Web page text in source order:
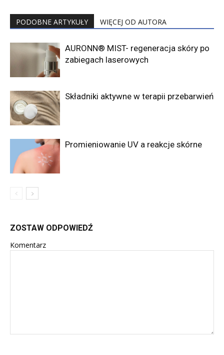
PODOBNE ARTYKUŁY WIĘCEJ OD AUTORA
AURONN® MIST- regeneracja skóry po
zabiegach laserowych
Składniki aktywne w terapii przebarwień
Promieniowanie UV a reakcje skórne
ZOSTAW ODPOWIEDŹ
Komentarz